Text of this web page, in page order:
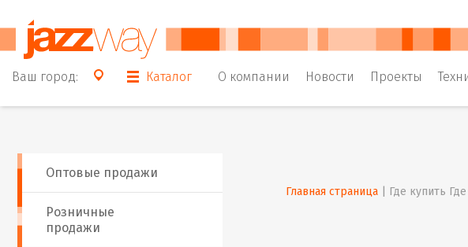
Ваш город: Каталог О компании Новости Проекты
Оптовые продажи
Розничные
продажи
Главная страница Где купить